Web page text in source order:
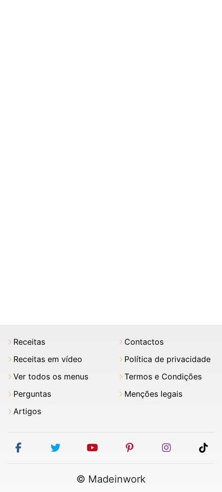
Receitas
Receitas em vídeo
Ver todos os menus
Perguntas
Artigos
Contactos
Política de privacidade
Termos e Condições
Menções legais
facebooktwitter youtubepinterestinstagram
© Madeinwork